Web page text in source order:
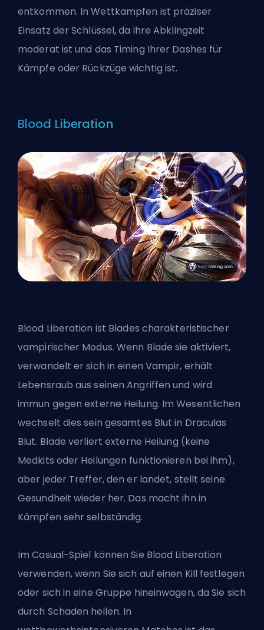
entkommen. In Wettkämpfen ist präziser
Einsatz der Schlüssel, da ihre Abklingzeit
moderat ist und das Timing Ihrer Dashes für
Kämpfe oder Rückzüge wichtig ist.
Blood Liberation
Blood Liberation ist Blades charakteristischer
vampirischer Modus. Wenn Blade sie aktiviert,
verwandelt er sich in einen Vampir, erhält
Lebensraub aus seinen Angriffen und wird
immun gegen externe Heilung. Im Wesentlichen
wechselt dies sein gesamtes Blut in Draculas
Blut. Blade verliert externe Heilung (keine
Medkits oder Heilungen funktionieren bei ihm),
aber jeder Treffer, den er landet, stellt seine
Gesundheit wieder her. Das macht ihn in
Kämpfen sehr selbständig.
Im Casual-Spiel können Sie Blood Liberation
verwenden, wenn Sie sich auf einen Kill festlegen
oder sich in eine Gruppe hineinwagen, da Sie sich
durch Schaden heilen. In